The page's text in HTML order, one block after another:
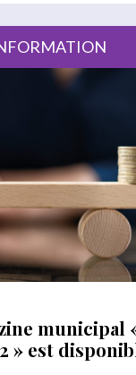
municipal
» est